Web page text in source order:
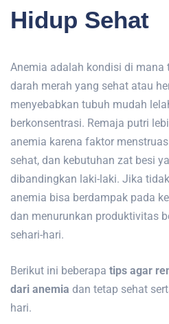
Hidup Sehat
Anemia adalah kondisi di mana
darah merah yang sehat atau
menyebabkan tubuh mudah
berkonsentrasi. Remaja putri
anemia karena faktor
sehat, dan kebutuhan zat besi
dibandingkan laki-laki. Jika
anemia bisa berdampak pada
dan menurunkan produktivitas
sehari-hari.
Berikut ini beberapa tips agar
dari anemia dan tetap sehat
hari.